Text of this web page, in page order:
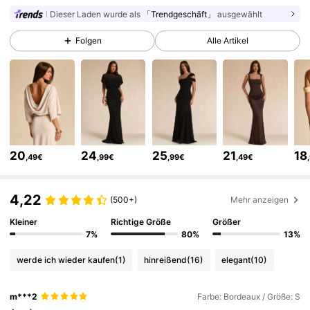
4,83
2.7M Follower
2.7M Follower
2.7M Follower
Dieser Laden wurde als 「Trendgeschäft」 ausgewählt
Folgen Alle Artikel
20,49€ 24,99€ 25,99€ 21,49€ 18
4,22 (500+) Mehr anzeigen
Kleiner
7%
Richtige Größe
80%
Größer
13%
werde ich wieder kaufen(1) hinreißend(16) elegant(10)
m***2 Farbe: Bordeaux / Größe: S